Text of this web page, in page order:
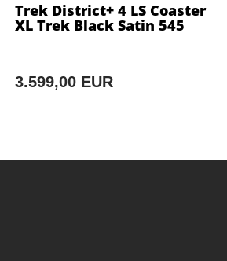
Trek District+ 4 LS Coaster
XL Trek Black Satin 545
3.599,00 EUR